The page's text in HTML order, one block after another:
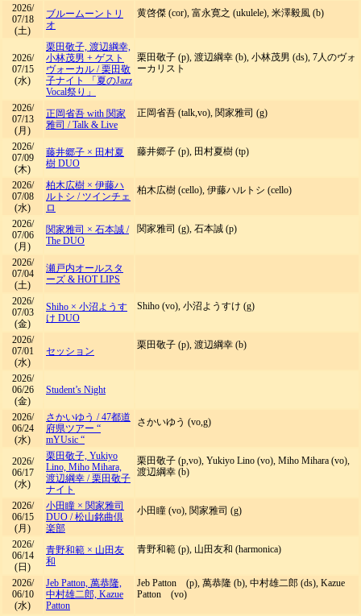
2026/
07/18
(土)
ブルームーントリ
オ
黄啓傑 (cor), 富永寛之 (ukulele), 米澤毅風 (b)
2026/
07/15
(水)
栗田敬子, 渡辺綱幸,
小林茂男 + ゲスト
ヴォーカル /栗田敬
子ナイト 「夏のJazz
Vocal祭り」
栗田敬子 (p), 渡辺綱幸 (b), 小林茂男 (ds), 7人のヴォ
ーカリスト
2026/
07/13
(月)
正岡省吾 with 関家
雅司 /Talk & Live
正岡省吾 (talk,vo), 関家雅司 (g)
2026/
07/09
(木)
藤井郷子 × 田村夏
樹 DUO
藤井郷子 (p), 田村夏樹 (tp)
2026/
07/08
(水)
柏木広樹 × 伊藤ハ
ルトシ / ツインチェ
ロ
柏木広樹 (cello), 伊藤ハルトシ (cello)
2026/
07/06
(月)
関家雅司 × 石本誠 /
The DUO
関家雅司 (g), 石本誠 (p)
2026/
07/04
(土)
瀬戸内オールスタ
ーズ & HOT LIPS
2026/
07/03
(金)
Shiho × 小沼ようす
け DUO
Shiho (vo), 小沼ようすけ (g)
2026/
07/01
(水)
セッション
栗田敬子 (p), 渡辺綱幸 (b)
2026/
06/26
(金)
Student’s Night
2026/
06/24
(水)
さかいゆう /47都道
府県ツアー “
mYUsic “
さかいゆう (vo,g)
2026/
06/17
(水)
栗田敬子, Yukiyo
Lino, Miho Mihara,
渡辺綱幸 /栗田敬子
ナイト
栗田敬子 (p,vo), Yukiyo Lino (vo), Miho Mihara (vo),
渡辺綱幸 (b)
2026/
06/15
(月)
小田瞳 × 関家雅司
DUO /松山銘曲倶
楽部
小田瞳 (vo), 関家雅司 (g)
2026/
06/14
(日)
青野和範 × 山田友
和
青野和範 (p), 山田友和 (harmonica)
2026/
06/10
(水)
Jeb Patton, 萬恭隆,
中村雄二郎, Kazue
Patton
Jeb Patton (p), 萬恭隆 (b), 中村雄二郎 (ds), Kazue
Patton (vo)